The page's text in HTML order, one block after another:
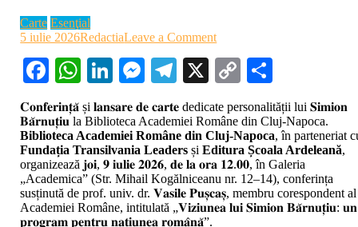
Carte Esenţial
5 iulie 2026RedactiaLeave a Commenton
știți
de
Bărnuțiu?
Conferință
și
lansare
de
carte
Facebook
WhatsApp
LinkedIn
Messenger
Telegram
X
Copy
Link
𝐂𝐨𝐧𝐟𝐞𝐫𝐢𝐧𝐭̦𝐚̆ și 𝐥𝐚𝐧𝐬𝐚𝐫𝐞 𝐝𝐞 𝐜𝐚𝐫𝐭𝐞 dedicate personalității lui 𝐒𝐢𝐦𝐢𝐨𝐧
𝐁𝐚̆𝐫𝐧𝐮𝐭̦𝐢𝐮 la Biblioteca Academiei Române din Cluj-Napoca.
Biblioteca Academiei Române din Cluj-Napoca, în parteneriat
Fundația Transilvania Leaders șiEditura Școala Ardeleană,
organizează 𝐣𝐨𝐢, 𝟗 𝐢𝐮𝐥𝐢𝐞 𝟐𝟎𝟐𝟔, 𝐝𝐞 𝐥𝐚 𝐨𝐫𝐚 𝟏𝟐.𝟎𝟎, în Galeria
„Academica” (Str. Mihail Kogălniceanu nr. 12–14), conferința
susținută de prof. univ. dr. 𝐕𝐚𝐬𝐢𝐥𝐞 𝐏𝐮𝐬̦𝐜𝐚𝐬̦, membru corespondent al
Academiei Române, intitulată „𝐕𝐢𝐳𝐢𝐮𝐧𝐞𝐚 𝐥𝐮𝐢 𝐒𝐢𝐦𝐢𝐨𝐧 𝐁𝐚̆𝐫𝐧𝐮𝐭̦𝐢𝐮: 𝐮𝐧
𝐩𝐫𝐨𝐠𝐫𝐚𝐦 𝐩𝐞𝐧𝐭𝐫𝐮 𝐧𝐚𝐭̦𝐢𝐮𝐧𝐞𝐚 𝐫𝐨𝐦𝐚̂𝐧𝐚̆”.